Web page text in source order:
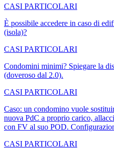
CASI PARTICOLARI
È possibile accedere in caso di
(isola)?
CASI PARTICOLARI
Condomini minimi? Spiegare la
(doveroso dal 2.0).
CASI PARTICOLARI
Caso: un condomino vuole
nuova PdC a proprio carico,
con FV al suo POD.
CASI PARTICOLARI